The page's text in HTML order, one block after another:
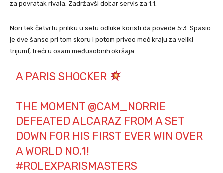
za povratak rivala. Zadržavši dobar servis za 1:1.
Nori tek četvrtu priliku u setu odluke koristi da povede 5:3. Spasio
je dve šanse pri tom skoru i potom priveo meč kraju za veliki
trijumf, treći u osam međusobnih okršaja.
A PARIS SHOCKER
THE MOMENT @CAM_NORRIE
DEFEATED ALCARAZ FROM A SET
DOWN FOR HIS FIRST EVER WIN OVER
A WORLD NO.1!
#ROLEXPARISMASTERS